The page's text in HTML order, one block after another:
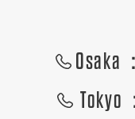
Osaka：
Tokyo